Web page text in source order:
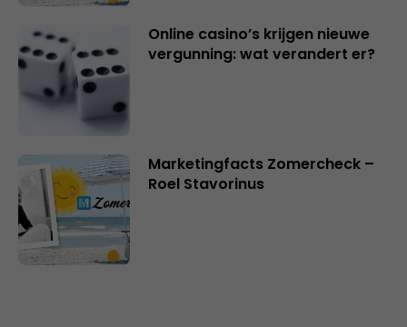
Online casino’s krijgen nieuwe
vergunning: wat verandert er?
Marketingfacts Zomercheck –
Roel Stavorinus